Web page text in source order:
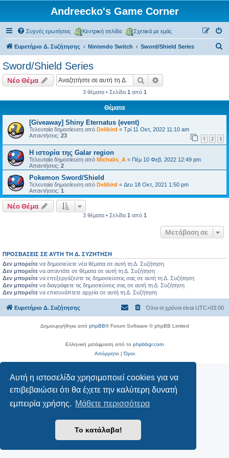
Αυτή η ιστοσελίδα χρησιμοποιεί cookies για να
επιβεβαιώσει ότι θα έχετε την καλύτερη δυνατή
εμπειρία χρήσης. Μάθετε περισσότερα
Το κατάλαβα!
Andreecko's Game Corner
Συχνές ερωτήσεις Κεντρική σελίδα Σχετικά με εμάς
Ευρετήριο Δ. Συζήτησης Nintendo Switch Sword/Shield Series
η
Sword/Shield Series
Νέο Θέμα Αναζήτηση
3 θέματα • Σελίδα 1 από 1
Θέματα
[Giveaway] Shiny Eternatus (event)
Τελευταία δημοσίευση από Delibird « Τρί 11 Οκτ, 2022 11:10 am
Απαντήσεις: 23 1 2 3
Η ιστορία της Galar region
Τελευταία δημοσίευση από Michalis_A « Πέμ 10 Φεβ, 2022 12:49 pm
Απαντήσεις: 2
Pokemon Sword/Shield
Τελευταία δημοσίευση από Delibird « Δευ 18 Οκτ, 2021 1:50 pm
Απαντήσεις: 1
Νέο Θέμα
3 θέματα • Σελίδα 1 από 1
Μετάβαση σε
ΠΡΟΣΒΆΣΕΙΣ ΣΕ ΑΥΤΉ ΤΗ Δ. ΣΥΖΉΤΗΣΗ
Δεν μπορείτε να δημοσιεύετε νέα θέματα σε αυτή τη Δ. Συζήτηση
Δεν μπορείτε να απαντάτε σε θέματα σε αυτή τη Δ. Συζήτηση
Δεν μπορείτε να επεξεργάζεστε τις δημοσιεύσεις σας σε αυτή τη Δ. Συζήτηση
Δεν μπορείτε να διαγράφετε τις δημοσιεύσεις σας σε αυτή τη Δ. Συζήτηση
Δεν μπορείτε να επισυνάπτετε αρχεία σε αυτή τη Δ. Συζήτηση
Ευρετήριο Δ. Συζήτησης Όλοι οι χρόνοι είναι UTC+03:00
Δημιουργήθηκε από phpBB® Forum Software © phpBB Limited
Ελληνική μετάφραση από το phpbbgr.com
Απόρρητο|Όροι